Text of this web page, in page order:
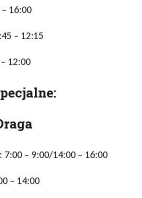
16:00
– 12:15
12:00
7:00 – 9:00/14:00 – 16:00
– 14:00